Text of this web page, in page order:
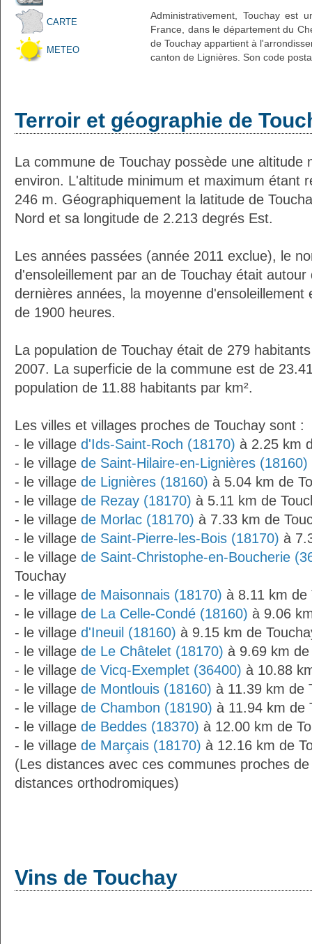
CARTE
METEO
Administrativement, Touchay est
France, dans le département du
de Touchay appartient à
canton de Lignières. Son code
Terroir et géographie de
La commune de Touchay possède une altitude
environ. L'altitude minimum et maximum étant
246 m. Géographiquement la latitude de
Nord et sa longitude de 2.213 degrés Est.
Les années passées (année 2011 exclue), le
d'ensoleillement par an de Touchay était
dernières années, la moyenne d'ensoleillement
de 1900 heures.
La population de Touchay était de 279
2007. La superficie de la commune est de
population de 11.88 habitants par km².
Les villes et villages proches de Touchay sont :
- le village d'Ids-Saint-Roch (18170) à 2.25 km
- le village de Saint-Hilaire-en-Lignières (18160)
- le village de Lignières (18160) à 5.04 km de
- le village de Rezay (18170) à 5.11 km de
- le village de Morlac (18170) à 7.33 km de
- le village de Saint-Pierre-les-Bois (18170) à
- le village de Saint-Christophe-en-Boucherie
Touchay
- le village de Maisonnais (18170) à 8.11 km de
- le village de La Celle-Condé (18160) à 9.06
- le village d'Ineuil (18160) à 9.15 km de
- le village de Le Châtelet (18170) à 9.69 km de
- le village de Vicq-Exemplet (36400) à 10.88
- le village de Montlouis (18160) à 11.39 km de
- le village de Chambon (18190) à 11.94 km de
- le village de Beddes (18370) à 12.00 km de
- le village de Marçais (18170) à 12.16 km de
(Les distances avec ces communes proches
distances orthodromiques)
Vins de Touchay